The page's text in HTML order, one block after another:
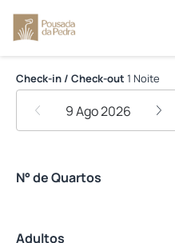
Pousada da Pedra
Check-in / Check-out 1 Noite
9 Ago 2026
N° de Quartos
Adultos